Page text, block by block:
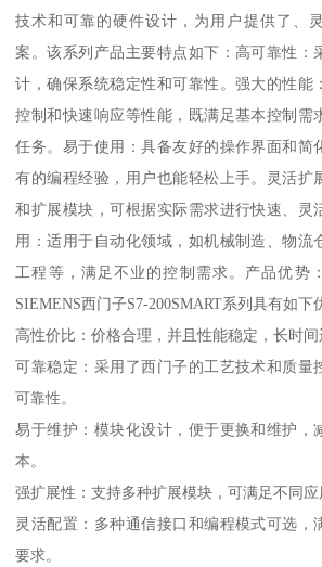
技术和可靠的硬件设计，为用户提供了、
案。该系列产品主要特点如下：高可靠性：
计，确保系统稳定性和可靠性。强大的性能
控制和快速响应等性能，既满足基本控制需
任务。易于使用：具备友好的操作界面和简
有的编程经验，用户也能轻松上手。灵活扩
和扩展模块，可根据实际需求进行快速、灵
用：适用于自动化领域，如机械制造、物流
工程等，满足不业的控制需求。产品优势
SIEMENS西门子S7-200SMART系列具有如下
高性价比：价格合理，并且性能稳定，长时间
可靠稳定：采用了西门子的工艺技术和质量
可靠性。
易于维护：模块化设计，便于更换和维护，
本。
强扩展性：支持多种扩展模块，可满足不同应
灵活配置：多种通信接口和编程模式可选，
要求。